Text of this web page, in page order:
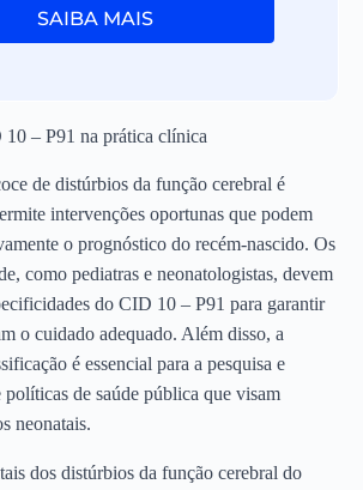
SAIBA MAIS
– P91 na prática clínica
de distúrbios da função cerebral é
intervenções oportunas que podem
o prognóstico do recém-nascido. Os
como pediatras e neonatologistas, devem
do CID 10 – P91 para garantir
o cuidado adequado. Além disso, a
é essencial para a pesquisa e
de saúde pública que visam
neonatais.
dos distúrbios da função cerebral do